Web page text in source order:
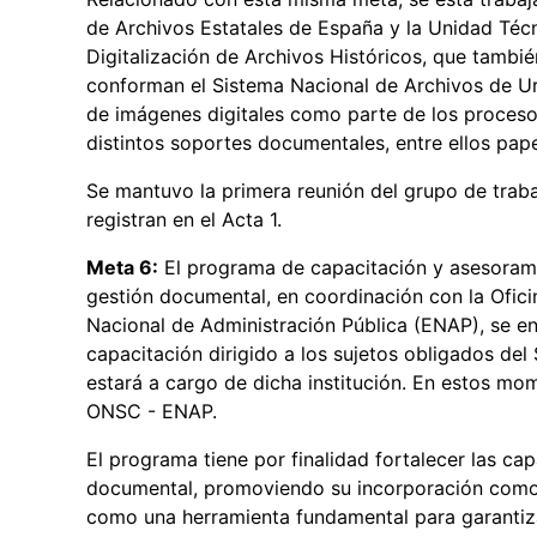
de Archivos Estatales de España y la Unidad
Digitalización de Archivos Históricos, que
conforman el Sistema Nacional de Archivos de
de imágenes digitales como parte de los
distintos soportes documentales, entre ellos
Se mantuvo la primera reunión del grupo de
registran en el Acta 1.
Meta 6: El programa de capacitación y
gestión documental, en coordinación con la
Nacional de Administración Pública (ENAP), se
capacitación dirigido a los sujetos obligados del
estará a cargo de dicha institución. En estos
ONSC - ENAP.
El programa tiene por finalidad fortalecer las
documental, promoviendo su incorporación
como una herramienta fundamental para